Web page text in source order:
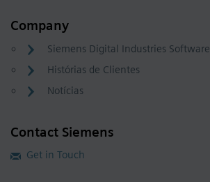
Company
Siemens Digital Industries Software
Histórias de Clientes
Notícias
Contact Siemens
Get in Touch